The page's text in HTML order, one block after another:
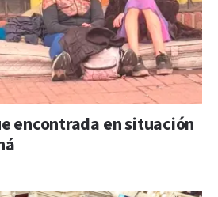
encontrada en situación